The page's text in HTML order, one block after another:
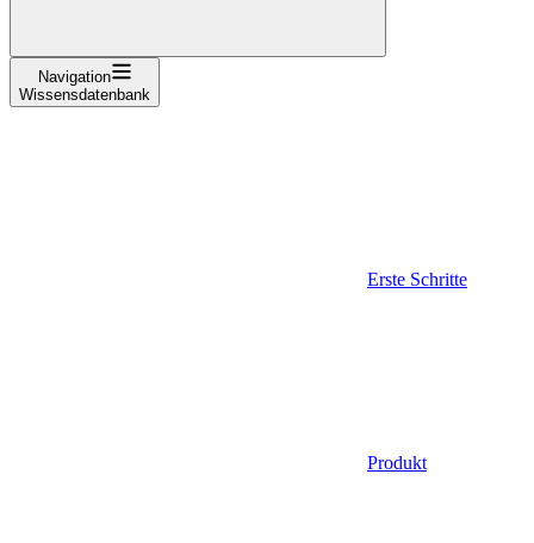
Navigation
Wissensdatenbank
Erste Schritte
Produkt